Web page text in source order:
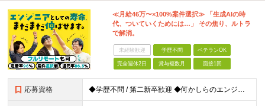
≪月給46万〜×100%案件選択≫ 「生成AIの時
代、ついていくためには…」 その焦り、ルトラ
で解消。
未経験歓迎 学歴不問 ベテランOK
完全週休2日 賞与複数月 面接1回
応募資格 ◆学歴不問 / 第二新卒歓迎 ◆何かしらのエンジニア経験をお持ちの方 （言語・期間・フェーズ不問） 経験浅めの方も遠慮なくご応募ください！ ■入社前Q＆A ────── ◎実力に見合った報酬が手に